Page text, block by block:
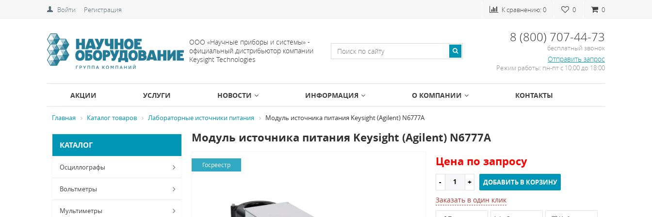
Войти Регистрация 0
0
К сравнению: 0
ООО «Научные приборы и системы» -
официальный дистрибьютор компании
Keysight Technologies
8 (800) 707-44-73
бесплатный звонок
Отправить запрос
Режим работы: пн-пт с 10:00 до 18:00
АКЦИИ УСЛУГИ НОВОСТИ ИНФОРМАЦИЯ О КОМПАНИИ КОНТАКТЫ
Главная Каталог товаров Лабораторные источники питания Модуль источника питания Keysight (Agilent) N6777A
КАТАЛОГ
Осциллографы
Вольтметры
Мультиметры
Модуль источника питания Keysight (Agilent) N6777A
Госреестр Цена по запросу
ДОБАВИТЬ В КОРЗИНУ
Заказать в один клик